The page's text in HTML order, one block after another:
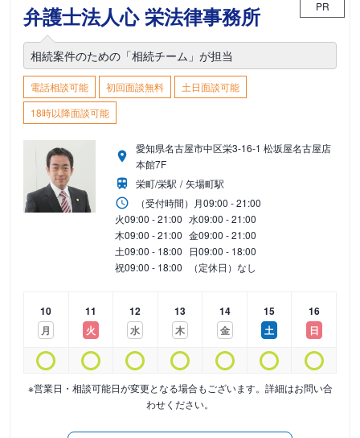
弁護士法人心 栄法律事務所 PR
相続案件のための「相続チーム」が担当
電話相談可能 初回面談無料
土日面談可能
18時以降面談可能
愛知県名古屋市中区栄3-16-1 松坂屋名古屋店
本館7F
栄町/栄駅
矢場町駅
（受付時間） 月09:00 - 21:00
火09:00 - 21:00 水09:00 - 21:00
木09:00 - 21:00 金09:00 - 21:00
土09:00 - 18:00 日09:00 - 18:00
祝09:00 - 18:00 （定休日）なし
10
月
11
火
12
水
13
木
14
金
15
土
16
日
※営業日・相談可能日が変更となる場合もございます。詳細はお問い合
わせください。